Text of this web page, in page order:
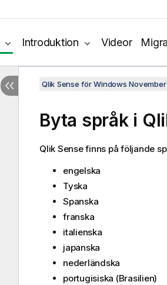
Introduktion Videor
Qlik Sense för Windows
Byta språk i
Qlik Sensefinns på följande
engelska
Tyska
Spanska
franska
italienska
japanska
nederländska
portugisiska (Brasilien)